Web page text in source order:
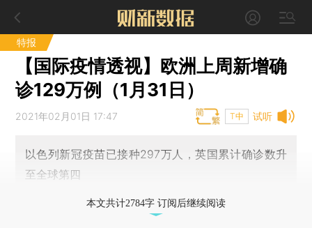
特报
【国际疫情透视】欧洲上周新增确
诊129万例（1月31日）
试听
2021年02月01日 17:47 T中
以色列新冠疫苗已接种297万人，英国累计确诊数升
至全球第四
本文共计2784字 订阅后继续阅读